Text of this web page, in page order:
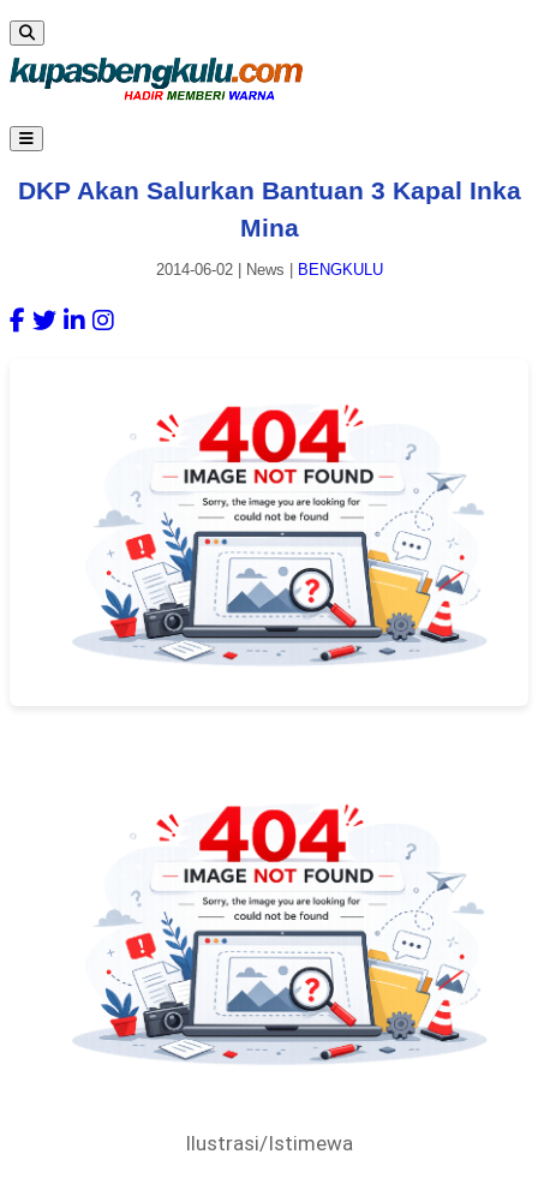
DKP Akan Salurkan Bantuan 3 Kapal Inka
Mina
2014-06-02| News BENGKULU
Ilustrasi/Istimewa